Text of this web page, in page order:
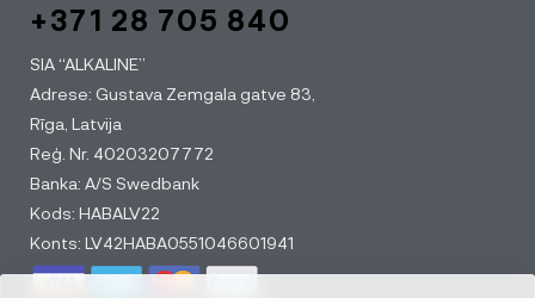
+371 28 705 840
SIA “ALKALINE”
Adrese: Gustava Zemgala gatve 83,
Rīga, Latvija
Reģ. Nr. 40203207772
Banka: A/S Swedbank
Kods: HABALV22
Konts: LV42HABA0551046601941